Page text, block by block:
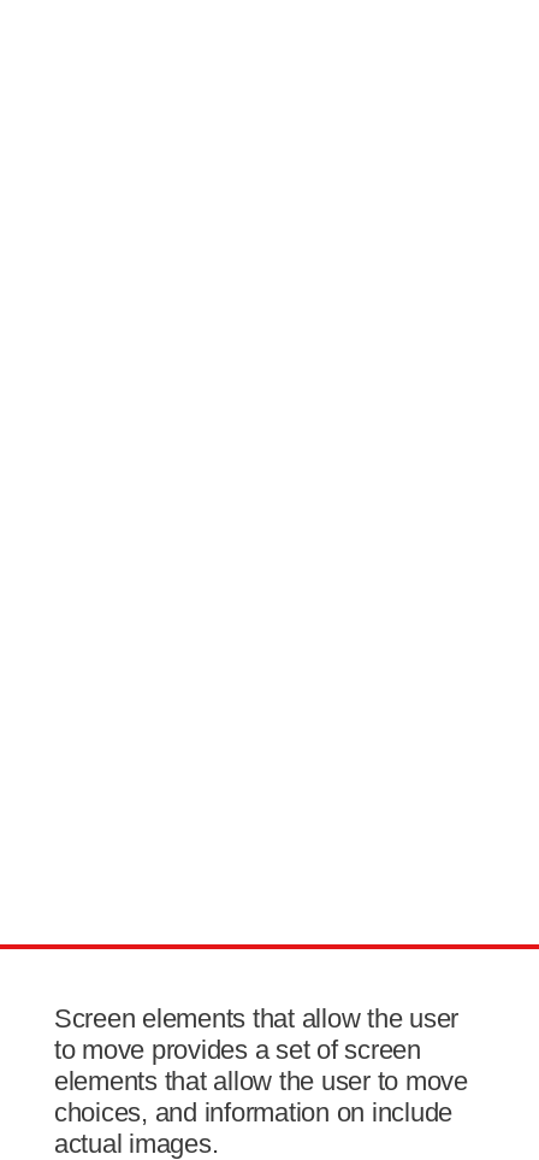
Screen elements that allow the user
to move provides a set of screen
elements that allow the user to move
choices, and information on include
actual images.